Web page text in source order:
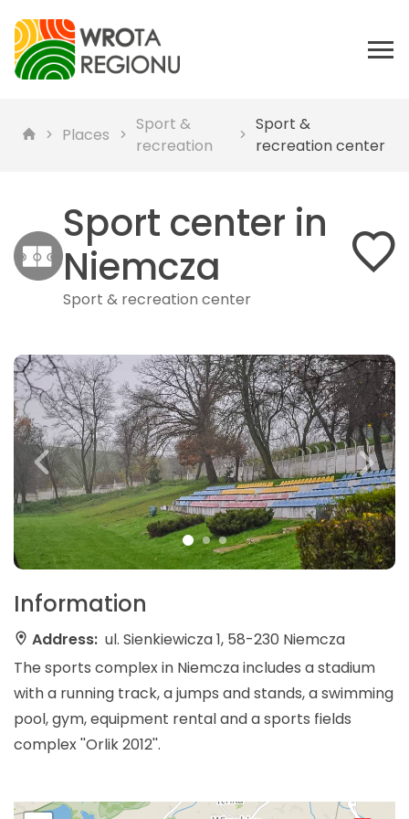
Places
Sport &
recreation
Sport &
recreation center
Sport center in
Niemcza
Sport & recreation center
Information
Address: ul. Sienkiewicza 1, 58-230 Niemcza
The sports complex in Niemcza includes a stadium
with a running track, a jumps and stands, a swimming
pool, gym, equipment rental and a sports fields
complex ''Orlik 2012''.